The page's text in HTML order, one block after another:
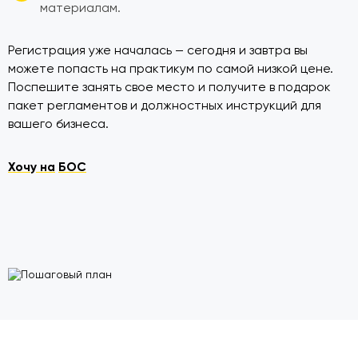
материалам.
Регистрация уже началась — сегодня и завтра вы
можете попасть на практикум по самой низкой цене.
Поспешите занять свое место и получите в подарок
пакет регламентов и должностных инструкций для
вашего бизнеса.
Хочу на БОС